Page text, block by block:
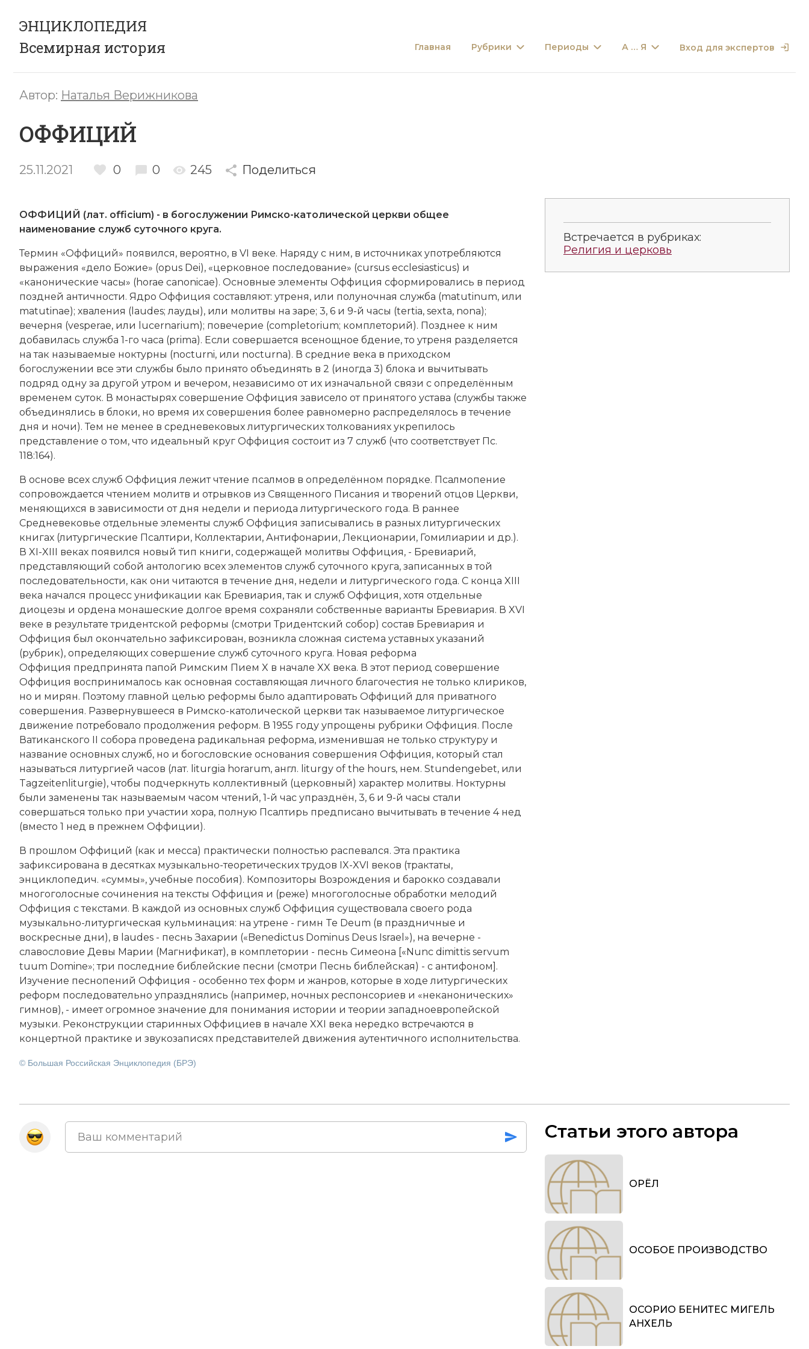
ЭНЦИКЛОПЕДИЯ
Всемирная история
Главная Рубрики Периоды А … Я Вход для экспертов
Автор: Наталья Верижникова
ОФФИЦИЙ
25.11.2021 0 0 245 Поделиться
ОФФИЦИЙ (лат. officium) - в богослужении Римско-католической церкви общее
наименование служб суточного круга.
Термин «Оффиций» появился, вероятно, в VI веке. Наряду с ним, в источниках употребляются
выражения «дело Божие» (opus Dei), «церковное последование» (cursus ecclesiasticus) и
«канонические часы» (horae canonicae). Основные элементы Оффиция сформировались в период
поздней античности. Ядро Оффиция составляют: утреня, или полуночная служба (matutinum, или
matutinae); хваления (laudes; лауды), или молитвы на заре; 3, 6 и 9-й часы (tertia, sexta, nona);
вечерня (vesperae, или lucernarium); повечерие (completorium; комплеторий). Позднее к ним
добавилась служба 1-го часа (prima). Если совершается всенощное бдение, то утреня разделяется
на так называемые ноктурны (nocturni, или nocturna). В средние века в приходском
богослужении все эти службы было принято объединять в 2 (иногда 3) блока и вычитывать
подряд одну за другой утром и вечером, независимо от их изначальной связи с определённым
временем суток. В монастырях совершение Оффиция зависело от принятого устава (службы также
объединялись в блоки, но время их совершения более равномерно распределялось в течение
дня и ночи). Тем не менее в средневековых литургических толкованиях укрепилось
представление о том, что идеальный круг Оффиция состоит из 7 служб (что соответствует Пс.
118:164).
В основе всех служб Оффиция лежит чтение псалмов в определённом порядке. Псалмопение
сопровождается чтением молитв и отрывков из Священного Писания и творений отцов Церкви,
меняющихся в зависимости от дня недели и периода литургического года. В раннее
Средневековье отдельные элементы служб Оффиция записывались в разных литургических
книгах (литургические Псалтири, Коллектарии, Антифонарии, Лекционарии, Гомилиарии и др.).
В XI-XIII веках появился новый тип книги, содержащей молитвы Оффиция, - Бревиарий,
представляющий собой антологию всех элементов служб суточного круга, записанных в той
последовательности, как они читаются в течение дня, недели и литургического года. С конца XIII
века начался процесс унификации как Бревиария, так и служб Оффиция, хотя отдельные
диоцезы и ордена монашеские долгое время сохраняли собственные варианты Бревиария. В XVI
веке в результате тридентской реформы (смотри Тридентский собор) состав Бревиария и
Оффиция был окончательно зафиксирован, возникла сложная система уставных указаний
(рубрик), определяющих совершение служб суточного круга. Новая реформа
Оффиция предпринята папой Римским Пием X в начале XX века. В этот период совершение
Оффиция воспринималось как основная составляющая личного благочестия не только клириков,
но и мирян. Поэтому главной целью реформы было адаптировать Оффиций для приватного
совершения. Развернувшееся в Римско-католической церкви так называемое литургическое
движение потребовало продолжения реформ. В 1955 году упрощены рубрики Оффиция. После
Ватиканского II собора проведена радикальная реформа, изменившая не только структуру и
название основных служб, но и богословские основания совершения Оффиция, который стал
называться литургией часов (лат. liturgia horarum, англ. liturgy of the hours, нем. Stundengebet, или
Tagzeitenliturgie), чтобы подчеркнуть коллективный (церковный) характер молитвы. Ноктурны
были заменены так называемым часом чтений, 1-й час упразднён, 3, 6 и 9-й часы стали
совершаться только при участии хора, полную Псалтирь предписано вычитывать в течение 4 нед
(вместо 1 нед в прежнем Оффиции).
В прошлом Оффиций (как и месса) практически полностью распевался. Эта практика
зафиксирована в десятках музыкально-теоретических трудов IX-XVI веков (трактаты,
энциклопедич. «суммы», учебные пособия). Композиторы Возрождения и барокко создавали
многоголосные сочинения на тексты Оффиция и (реже) многоголосные обработки мелодий
Оффиция с текстами. В каждой из основных служб Оффиция существовала своего рода
музыкально-литургическая кульминация: на утрене - гимн Te Deum (в праздничные и
воскресные дни), в laudes - песнь Захарии («Benedictus Dominus Deus Israel»), на вечерне -
славословие Девы Марии (Магнификат), в комплетории - песнь Симеона [«Nunc dimittis servum
tuum Domine»; три последние библейские песни (смотри Песнь библейская) - с антифоном].
Изучение песнопений Оффиция - особенно тех форм и жанров, которые в ходе литургических
реформ последовательно упразднялись (например, ночных респонсориев и «неканонических»
гимнов), - имеет огромное значение для понимания истории и теории западноевропейской
музыки. Реконструкции старинных Оффициев в начале XXI века нередко встречаются в
концертной практике и звукозаписях представителей движения аутентичного исполнительства.
© Большая Российская Энциклопедия (БРЭ)
Встречается в рубриках:
Религия и церковь
Статьи этого автора
ОРЁЛ
ОСОБОЕ ПРОИЗВОДСТВО
ОСОРИО БЕНИТЕС МИГЕЛЬ
АНХЕЛЬ